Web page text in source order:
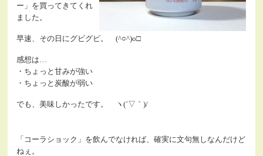
ー」を買ってきてくれ
ました。
早速、その日にグビグビ。 (^○^)o□
感想は…
・ちょっと甘みが強い
・ちょっと炭酸が弱い
でも、美味しかったです。 ヽ(´▽｀)/
「コーラショック」を飲んでなければ、確実に文句無しなんだけど
ねぇ。